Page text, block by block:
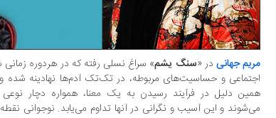
مریم جهانی در «سنگ یشم» سراغ نسلی رفته که در هردوره
اجتماعی و حساسیت‌های مربوطه، در تک‌تک آدم‌ها نهادینه شده
همین دلیل در فرآیند رسیدن به یک معنا، همواره دچار
می‌شوند و این آسیب و نگرانی در آنها تداوم می‌یابد. نوجوانی